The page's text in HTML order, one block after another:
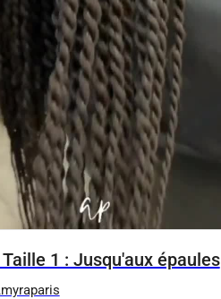
1 : Jusqu'aux épaules